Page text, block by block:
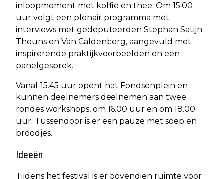
inloopmoment met koffie en thee. Om 15.00
uur volgt een plenair programma met
interviews met gedeputeerden Stephan Satijn
Theuns en Van Caldenberg, aangevuld met
inspirerende praktijkvoorbeelden en een
panelgesprek.
Vanaf 15.45 uur opent het Fondsenplein en
kunnen deelnemers deelnemen aan twee
rondes workshops, om 16.00 uur en om 18.00
uur. Tussendoor is er een pauze met soep en
broodjes.
Ideeën
Tijdens het festival is er bovendien ruimte voor